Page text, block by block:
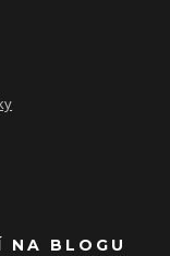
NA BLOGU